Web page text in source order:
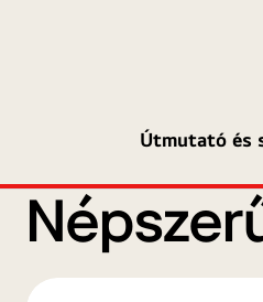
Útmutató és